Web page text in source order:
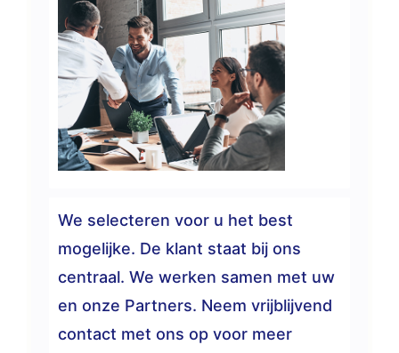
We selecteren voor u het best
mogelijke. De klant staat bij ons
centraal. We werken samen met uw
en onze Partners. Neem vrijblijvend
contact met ons op voor meer